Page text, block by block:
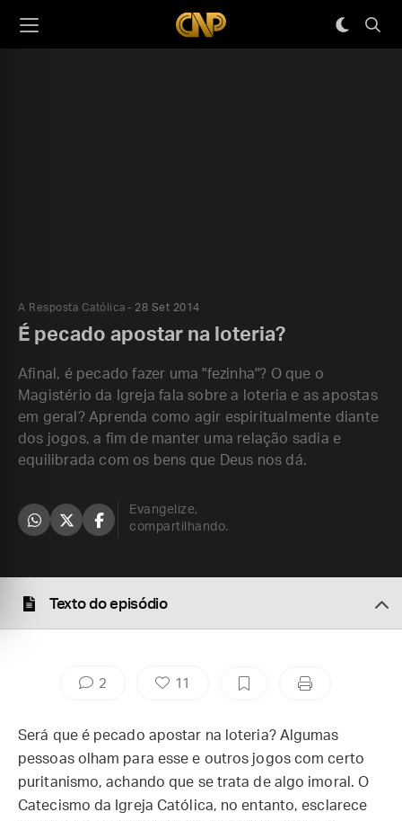
A Resposta Católica 28 Set 2014
É pecado apostar na loteria?
Afinal, é pecado fazer uma "fezinha"? O que o
Magistério da Igreja fala sobre a loteria e as apostas
em geral? Aprenda como agir espiritualmente diante
dos jogos, a fim de manter uma relação sadia e
equilibrada com os bens que Deus nos dá.
Evangelize,
compartilhando.
Texto do episódio
2 11
Será que é pecado apostar na loteria? Algumas
pessoas olham para esse e outros jogos com certo
puritanismo, achando que se trata de algo imoral. O
Catecismo da Igreja Católica, no entanto, esclarece